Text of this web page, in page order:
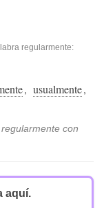
regularmente:
, usualmente,
con
aquí.